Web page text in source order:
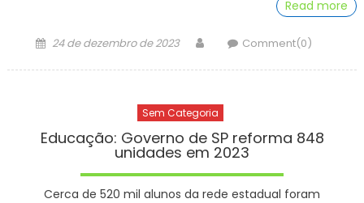
Read more
Posted
24 de dezembro de 2023 AuthorComment(0)
Sem Categoria
Educação: Governo de SP reforma 848
unidades em 2023
Cerca de 520 mil alunos da rede estadual foram